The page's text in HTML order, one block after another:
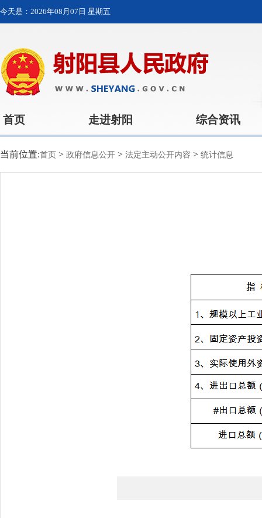
今天是： 2026年08月07日 星期五
首页 走进射阳 综合资讯
当前位置:首页 > 政府信息公开 > 法定主动公开内容 > 统计信息